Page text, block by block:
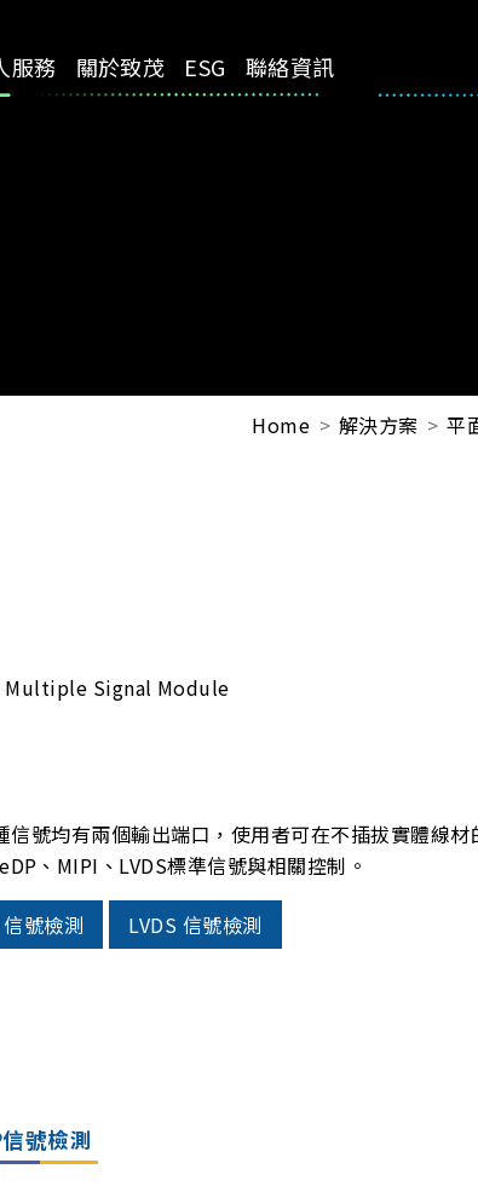
服務 關於致茂 ESG 聯絡資訊
Home 解決方案 平
號均有兩個輸出端口，使用者可在不插拔實體線材
、MIPI、LVDS標準信號與相關控制。
號檢測 LVDS 信號檢測
號檢測